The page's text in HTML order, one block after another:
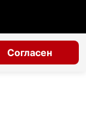
Согласен